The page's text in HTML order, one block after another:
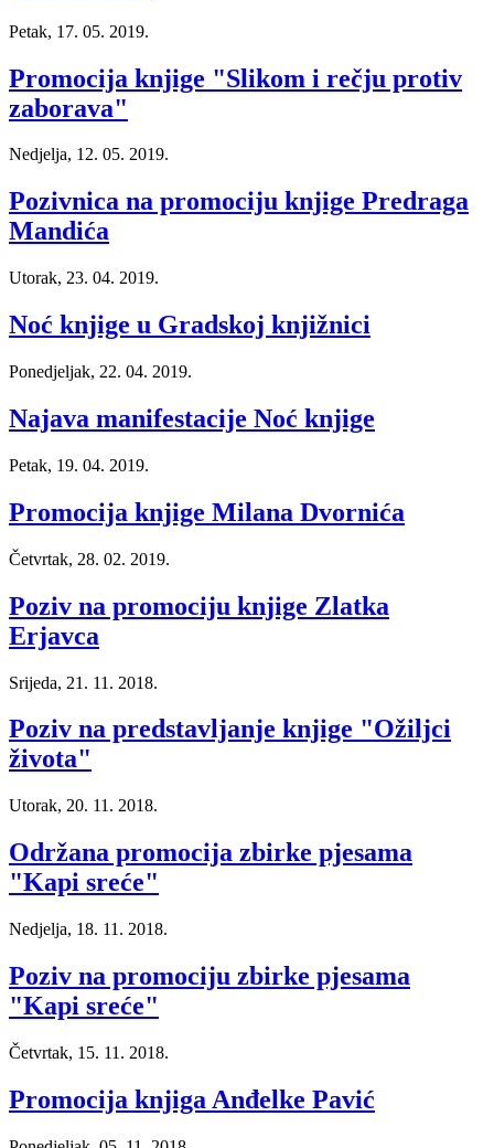
Petak, 17. 05. 2019.
Promocija knjige "Slikom i rečju protiv
zaborava"
Nedjelja, 12. 05. 2019.
Pozivnica na promociju knjige Predraga
Mandića
Utorak, 23. 04. 2019.
Noć knjige u Gradskoj knjižnici
Ponedjeljak, 22. 04. 2019.
Najava manifestacije Noć knjige
Petak, 19. 04. 2019.
Promocija knjige Milana Dvornića
Četvrtak, 28. 02. 2019.
Poziv na promociju knjige Zlatka
Erjavca
Srijeda, 21. 11. 2018.
Poziv na predstavljanje knjige "Ožiljci
života"
Utorak, 20. 11. 2018.
Održana promocija zbirke pjesama
"Kapi sreće"
Nedjelja, 18. 11. 2018.
Poziv na promociju zbirke pjesama
"Kapi sreće"
Četvrtak, 15. 11. 2018.
Promocija knjiga Anđelke Pavić